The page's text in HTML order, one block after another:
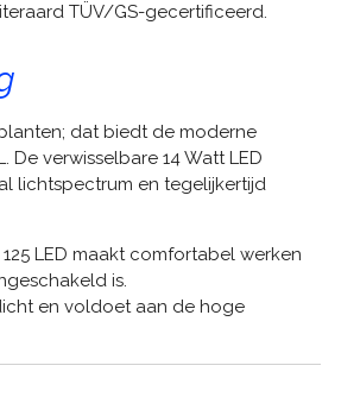
TÜV/GS-gecertificeerd.
dat biedt de moderne
verwisselbare 14 Watt LED
lichtspectrum en tegelijkertijd
LED maakt comfortabel werken
is.
en voldoet aan de hoge